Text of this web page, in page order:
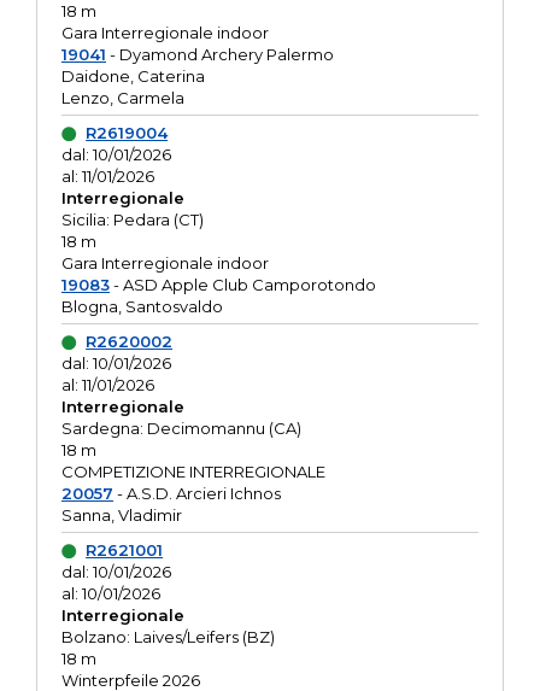
18 m
Gara Interregionale indoor
19041 - Dyamond Archery Palermo
Daidone, Caterina
Lenzo, Carmela
R2619004
dal: 10/01/2026
al: 11/01/2026
Interregionale
Sicilia: Pedara (CT)
18 m
Gara Interregionale indoor
19083- ASD Apple Club Camporotondo
Blogna, Santosvaldo
R2620002
dal: 10/01/2026
al: 11/01/2026
Interregionale
Sardegna: Decimomannu (CA)
18 m
COMPETIZIONE INTERREGIONALE
20057 - A.S.D. Arcieri Ichnos
Sanna, Vladimir
R2621001
dal: 10/01/2026
al: 10/01/2026
Interregionale
Bolzano: Laives/Leifers (BZ)
18 m
Winterpfeile 2026